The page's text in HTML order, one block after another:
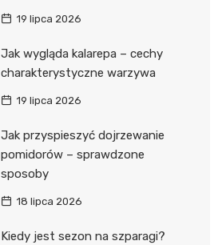
19 lipca 2026
Jak wygląda kalarepa – cechy
charakterystyczne warzywa
19 lipca 2026
Jak przyspieszyć dojrzewanie
pomidorów – sprawdzone
sposoby
18 lipca 2026
Kiedy jest sezon na szparagi?